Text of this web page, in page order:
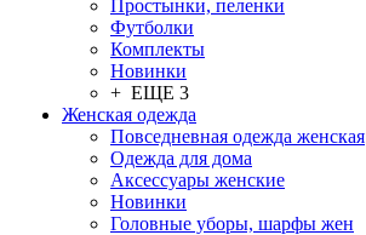
Простынки, пеленки
Футболки
Комплекты
Новинки
+ ЕЩЕ 3
Женская одежда
Повседневная одежда женская
Одежда для дома
Аксессуары женские
Новинки
Головные уборы, шарфы жен